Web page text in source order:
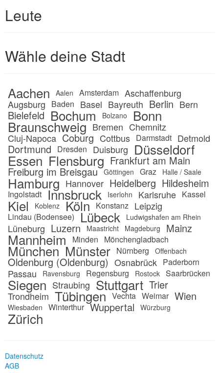
Leute
Wähle deine Stadt
Aachen Aalen Amsterdam Aschaffenburg
Augsburg
Baden Basel Bayreuth Berlin Bern
Bielefeld Bochum Bolzano Bonn
Braunschweig Bremen Chemnitz
Cluj-Napoca Coburg Cottbus Darmstadt Detmold
Dortmund Dresden Duisburg Düsseldorf
Essen Flensburg Frankfurt am Main
Freiburg im Breisgau Göttingen Graz Halle / Saale
Hamburg Hannover Heidelberg Hildesheim
Ingolstadt Innsbruck Iserlohn Karlsruhe Kassel
Kiel Koblenz Köln Konstanz Leipzig
Lindau (Bodensee) Lübeck Ludwigshafen am Rhein
Lüneburg Luzern Maastricht Magdeburg Mainz
Mannheim Minden Mönchengladbach
München Münster Nürnberg Offenbach
Oldenburg (Oldenburg) Osnabrück Paderborn
Passau Ravensburg Regensburg Rostock Saarbrücken
Siegen Straubing Stuttgart Trier
Trondheim Tübingen Vechta Weimar Wien
Wiesbaden Winterthur Wuppertal Würzburg
Zürich
Datenschutz
AGB